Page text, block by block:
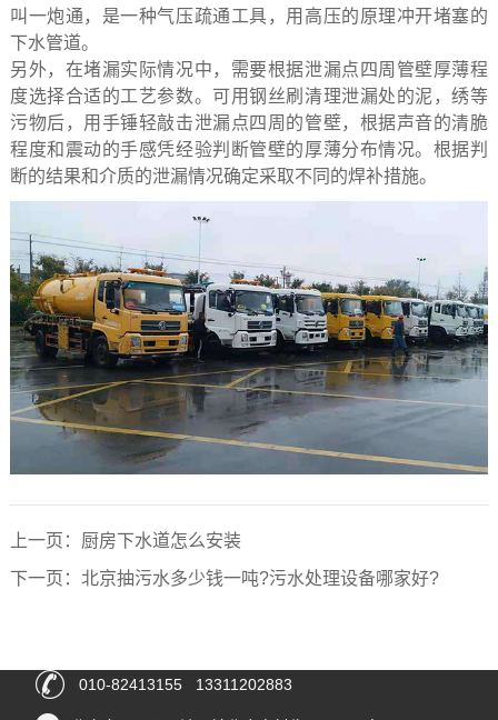
叫一炮通，是一种气压疏通工具，用高压的原理冲开堵塞的
下水管道。
另外，在堵漏实际情况中，需要根据泄漏点四周管壁厚薄程
度选择合适的工艺参数。可用钢丝刷清理泄漏处的泥，绣等
污物后，用手锤轻敲击泄漏点四周的管壁，根据声音的清脆
程度和震动的手感凭经验判断管壁的厚薄分布情况。根据判
断的结果和介质的泄漏情况确定采取不同的焊补措施。
上一页： 厨房下水道怎么安装
下一页： 北京抽污水多少钱一吨?污水处理设备哪家好?
010-82413155 13311202883